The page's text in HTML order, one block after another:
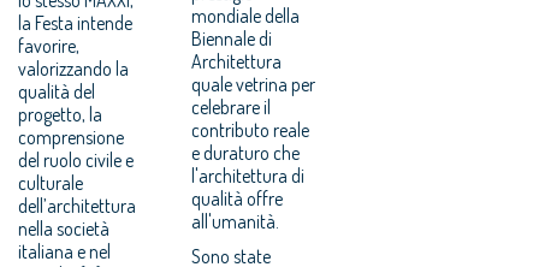
la Festa intende
favorire,
valorizzando la
qualità del
progetto, la
comprensione
del ruolo civile e
culturale
dell’architettura
nella società
italiana e nel
mondiale della
Biennale di
Architettura
quale vetrina per
celebrare il
contributo reale
e duraturo che
l'architettura di
qualità offre
all'umanità.
Sono state